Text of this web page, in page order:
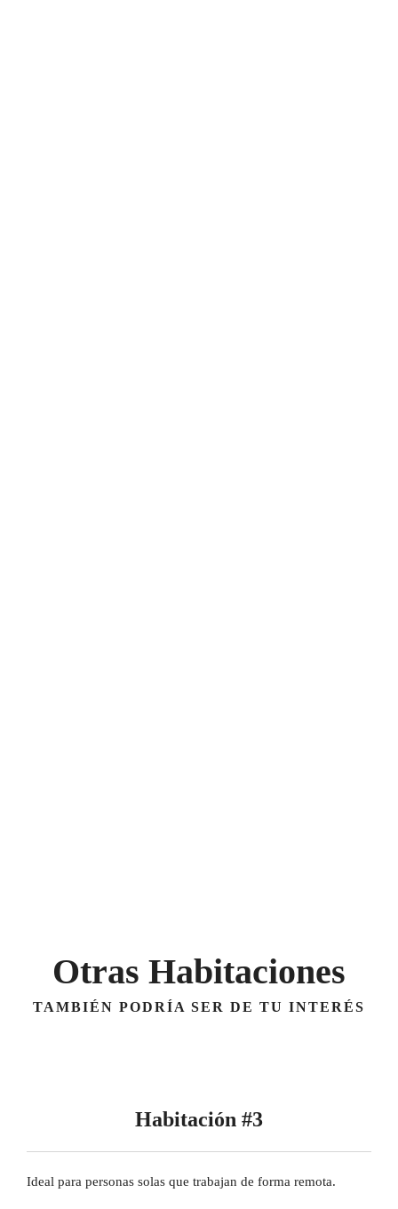
Otras Habitaciones
TAMBIÉN PODRÍA SER DE TU INTERÉS
Habitación #3
Ideal para personas solas que trabajan de forma remota.